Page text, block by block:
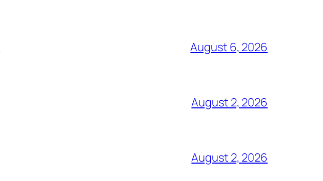
August 6, 2026
August 2, 2026
August 2, 2026